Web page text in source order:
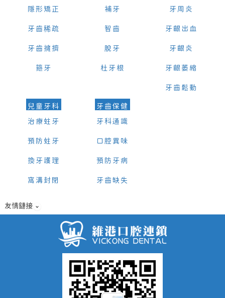
隱形矯正
牙齒稀疏
牙齒擁擠
箍牙
補牙
智齒
脫牙
杜牙根
牙周炎
牙齦出血
牙齦炎
牙齦萎縮
牙齒鬆動
兒童牙科
治療蛀牙
預防蛀牙
換牙護理
窩溝封閉
牙齒保健
牙科通識
口腔異味
預防牙病
牙齒缺失
友情鏈接